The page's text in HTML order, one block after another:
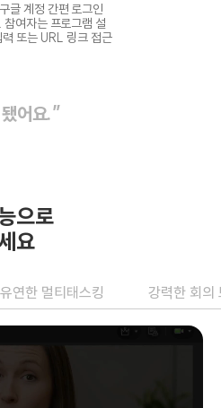
글 계정 간편 로그인
여자는 프로그램 설
또는 URL 링크 접근
어요.”
으로
요
유연한 멀티태스킹 강력한 회의